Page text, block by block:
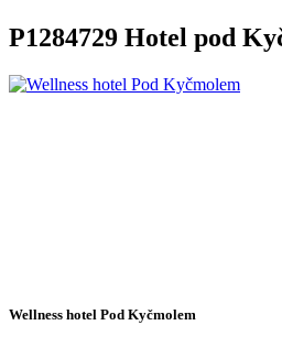
P1284729 Hotel pod
Wellness hotel Pod Kyčmolem